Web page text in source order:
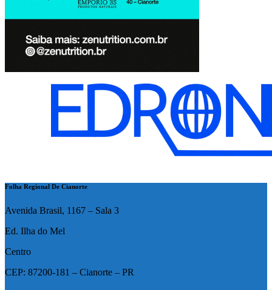
Folha Regional De Cianorte
Avenida Brasil, 1167 – Sala 3
Ed. Ilha do Mel
Centro
CEP: 87200-181 – Cianorte – PR